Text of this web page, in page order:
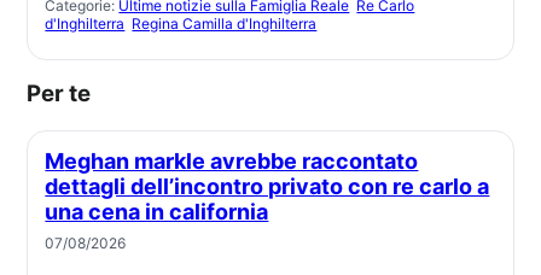
Categorie: Ultime notizie sulla Famiglia Reale Re Carlo
d'Inghilterra Regina Camilla d'Inghilterra
Per te
Meghan markle avrebbe raccontato
dettagli dell’incontro privato con re carlo a
una cena in california
07/08/2026